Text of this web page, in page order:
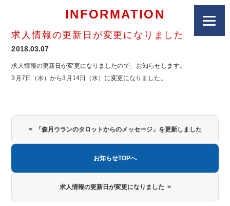
INFORMATION
求人情報の更新日が変更になりました
2018.03.07
求人情報の更新日が変更になりましたので、お知らせします。
3月7日（水）から3月14日（水）に変更になりました。
< 「森月ウランのタロットからのメッセージ」を更新しました
お知らせTOPへ
求人情報の更新日が変更になりました >